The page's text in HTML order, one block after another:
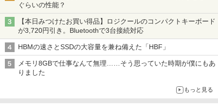
ぐらいの性能？
【本日みつけたお買い得品】ロジクールのコンパクトキーボード
が3,720円引き。Bluetoothで3台接続対応
HBMの速さとSSDの大容量を兼ね備えた「HBF」
メモリ8GBで仕事なんて無理……そう思っていた時期が僕にもあ
りました
もっと見る